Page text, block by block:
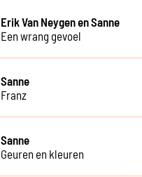
Erik Van Neygen en Sanne
Een wrang gevoel
Sanne
Franz
Sanne
Geuren en kleuren